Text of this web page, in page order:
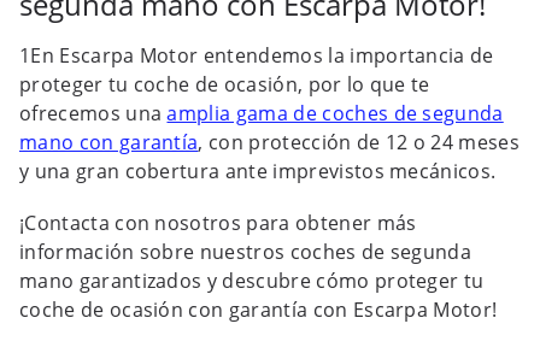
1En Escarpa Motor entendemos la importancia de
proteger tu coche de ocasión, por lo que te
ofrecemos unaamplia gama de coches de segunda
mano con garantía, con protección de 12 o 24 meses
y una gran cobertura ante imprevistos mecánicos.
¡Contacta con nosotros para obtener más
información sobre nuestros coches de segunda
mano garantizados y descubre cómo proteger tu
coche de ocasión con garantía con Escarpa Motor!